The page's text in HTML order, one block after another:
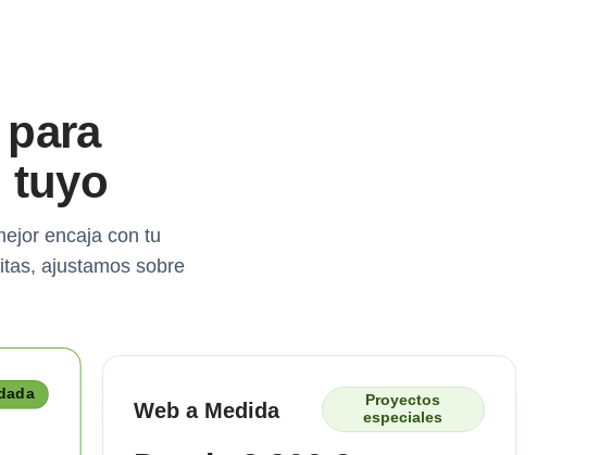
tuyo
encaja con tu
ajustamos sobre
Web a Medida
Proyectos
especiales